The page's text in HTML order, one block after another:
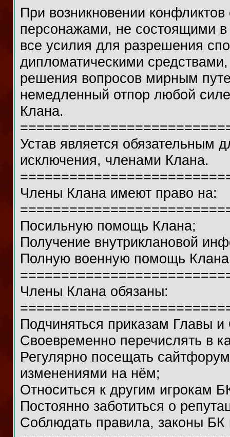
При возникновении
персонажами, не состоящими
все усилия для разрешения
дипломатическими
решения вопросов мирным
немедленный отпор любой
Клана.
Устав является обязательным
исключения, членами Клана.
Члены Клана имеют право на:
Посильную помощь Клана;
Получение внутриклановой
Полную военную помощь
Члены Клана обязаны:
Подчиняться приказам Главы
Своевременно перечислять в
Регулярно посещать
изменениями на нём;
Относиться к другим игрокам
Постоянно заботиться о
Соблюдать правила, законы БК